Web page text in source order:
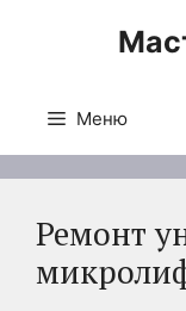
Меню
Ремонт